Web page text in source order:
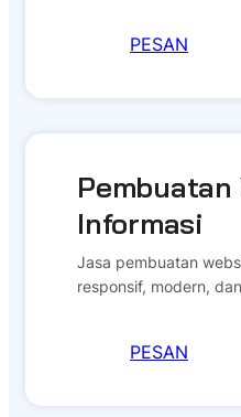
PESAN
Pembuatan
Informasi
Jasa pembuatan
responsif, modern,
PESAN